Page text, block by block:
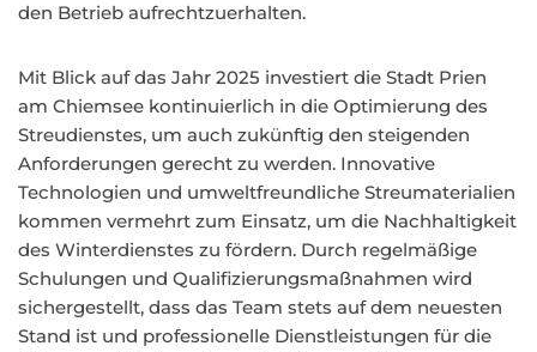
den Betrieb aufrechtzuerhalten.
Mit Blick auf das Jahr 2025 investiert die Stadt Prien
am Chiemsee kontinuierlich in die Optimierung des
Streudienstes, um auch zukünftig den steigenden
Anforderungen gerecht zu werden. Innovative
Technologien und umweltfreundliche Streumaterialien
kommen vermehrt zum Einsatz, um die Nachhaltigkeit
des Winterdienstes zu fördern. Durch regelmäßige
Schulungen und Qualifizierungsmaßnahmen wird
sichergestellt, dass das Team stets auf dem neuesten
Stand ist und professionelle Dienstleistungen für die